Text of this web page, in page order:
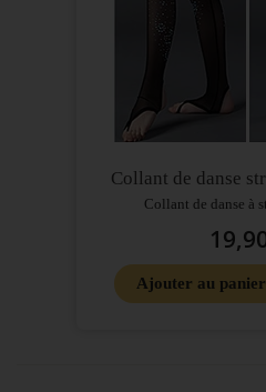
Collant de danse
Collant de danse à
Ajouter au panier